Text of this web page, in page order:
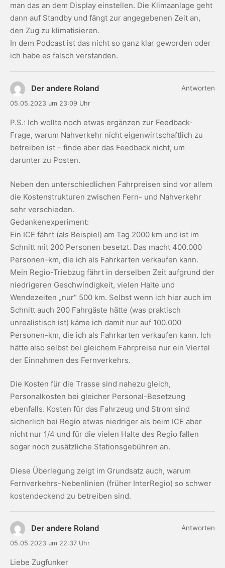
man das an dem Display einstellen. Die Klimaanlage geht
dann auf Standby und fängt zur angegebenen Zeit an,
den Zug zu klimatisieren.
In dem Podcast ist das nicht so ganz klar geworden oder
ich habe es falsch verstanden.
Der andere Roland
05.05.2023 um 23:09 Uhr
P.S.: Ich wollte noch etwas ergänzen zur Feedback-
Frage, warum Nahverkehr nicht eigenwirtschaftlich zu
betreiben ist – finde aber das Feedback nicht, um
darunter zu Posten.
Neben den unterschiedlichen Fahrpreisen sind vor allem
die Kostenstrukturen zwischen Fern- und Nahverkehr
sehr verschieden.
Gedankenexperiment:
Ein ICE fährt (als Beispiel) am Tag 2000 km und ist im
Schnitt mit 200 Personen besetzt. Das macht 400.000
Personen-km, die ich als Fahrkarten verkaufen kann.
Mein Regio-Triebzug fährt in derselben Zeit aufgrund der
niedrigeren Geschwindigkeit, vielen Halte und
Wendezeiten „nur“ 500 km. Selbst wenn ich hier auch im
Schnitt auch 200 Fahrgäste hätte (was praktisch
unrealistisch ist) käme ich damit nur auf 100.000
Personen-km, die ich als Fahrkarten verkaufen kann. Ich
hätte also selbst bei gleichem Fahrpreise nur ein Viertel
der Einnahmen des Fernverkehrs.
Die Kosten für die Trasse sind nahezu gleich,
Personalkosten bei gleicher Personal-Besetzung
ebenfalls. Kosten für das Fahrzeug und Strom sind
sicherlich bei Regio etwas niedriger als beim ICE aber
nicht nur 1/4 und für die vielen Halte des Regio fallen
sogar noch zusätzliche Stationsgebühren an.
Diese Überlegung zeigt im Grundsatz auch, warum
Fernverkehrs-Nebenlinien (früher InterRegio) so schwer
kostendeckend zu betreiben sind.
Antworten
Der andere Roland
05.05.2023 um 22:37 Uhr
Liebe Zugfunker
Antworten